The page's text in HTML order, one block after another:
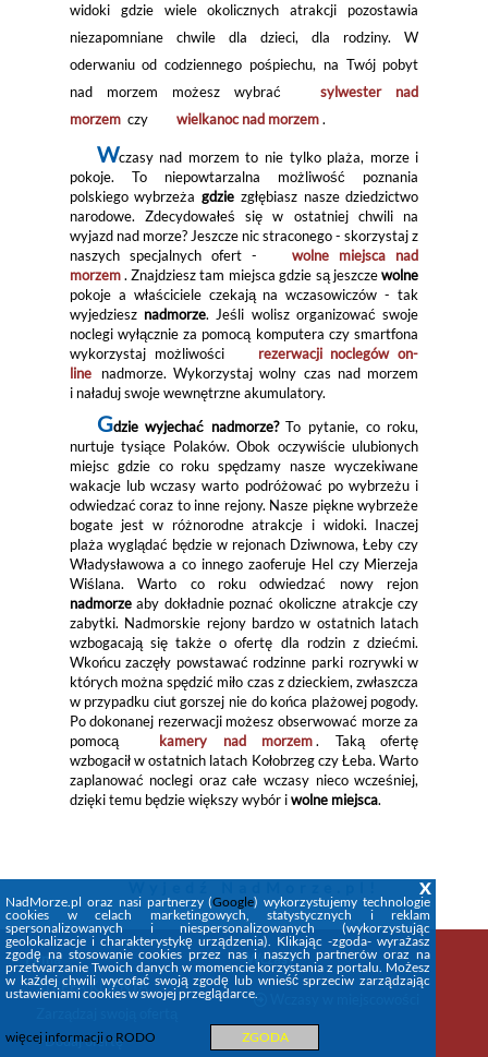
widoki gdzie wiele okolicznych atrakcji pozostawia
niezapomniane chwile dla dzieci, dla rodziny. W
oderwaniu od codziennego pośpiechu, na Twój pobyt
nad morzem możesz wybrać
sylwester nad
morzem czy wielkanoc nad morzem .
Wczasy nad morzem to nie tylko plaża, morze i
pokoje. To niepowtarzalna możliwość poznania
polskiego wybrzeżagdzie zgłębiasz nasze dziedzictwo
narodowe. Zdecydowałeś się w ostatniej chwili na
wyjazd nad morze? Jeszcze nic straconego - skorzystaj z
naszych specjalnych ofert -
wolne miejsca nad
morzem . Znajdziesz tam miejsca gdzie są jeszczewolne
pokoje a właściciele czekają na wczasowiczów - tak
wyjedziesz nadmorze. Jeśli wolisz organizować swoje
noclegi wyłącznie za pomocą komputera czy smartfona
wykorzystaj możliwości
rezerwacji noclegów on-
line
nadmorze. Wykorzystaj wolny czas nad morzem
i naładuj swoje wewnętrzne akumulatory.
Gdzie wyjechać nadmorze?To pytanie, co roku,
nurtuje tysiące Polaków. Obok oczywiście ulubionych
miejsc gdzie co roku spędzamy nasze wyczekiwane
wakacje lub wczasy warto podróżować po wybrzeżu i
odwiedzać coraz to inne rejony. Nasze piękne wybrzeże
bogate jest w różnorodne atrakcje i widoki. Inaczej
plaża wyglądać będzie w rejonach Dziwnowa, Łeby czy
Władysławowa a co innego zaoferuje Hel czy Mierzeja
Wiślana. Warto co roku odwiedzać nowy rejon
nadmorzeaby dokładnie poznać okoliczne atrakcje czy
zabytki. Nadmorskie rejony bardzo w ostatnich latach
wzbogacają się także o ofertę dla rodzin z dziećmi.
Wkońcu zaczęły powstawać rodzinne parki rozrywki w
których można spędzić miło czas z dzieckiem, zwłaszcza
w przypadku ciut gorszej nie do końca plażowej pogody.
Po dokonanej rezerwacji możesz obserwować morze za
pomocą
kamery nad morzem . Taką ofertę
wzbogacił w ostatnich latach Kołobrzeg czy Łeba. Warto
zaplanować noclegi oraz całe wczasy nieco wcześniej,
dzięki temu będzie większy wybór iwolne miejsca.
Firma
STREFA KLIENTA
+Dodaj ofertę
Wczasy
NadMorze.pl oraz nasi partnerzy (Google) wykorzystujemy technologie
cookies w celach marketingowych, statystycznych i reklam
spersonalizowanych i niespersonalizowanych (wykorzystując
geolokalizacje i charakterystykę urządzenia). Klikając -zgoda- wyrażasz
zgodę na stosowanie cookies przez nas i naszych partnerów oraz na
przetwarzanie Twoich danych w momencie korzystania z portalu. Możesz
w każdej chwili wycofać swoją zgodę lub wnieść sprzeciw zarządzając
ustawieniami cookies w swojej przeglądarce.
więcej informacji o RODO ZGODA
x